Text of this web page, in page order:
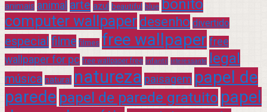
animais animal arte azul beautiful blue bonito
computer wallpaper desenho divertido
especial filme filmes free wallpaper free
wallpaper for pc free wallpaper free infantil interessante legal
música natural natureza paisagem papel de
parede papel de parede gratuito papel